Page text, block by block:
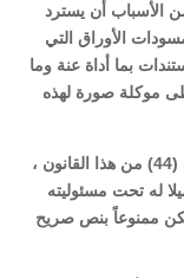
من الأسباب أن يسترد
الأوراق التي
بما أداة عنة وما
موكلة صورة لهذه
مادة(58): مع مراعاة نص الفقرة (ب) من المادة (44) من هذا القانون ،
له تحت مسئوليته
ممنوعاً بنص صريح